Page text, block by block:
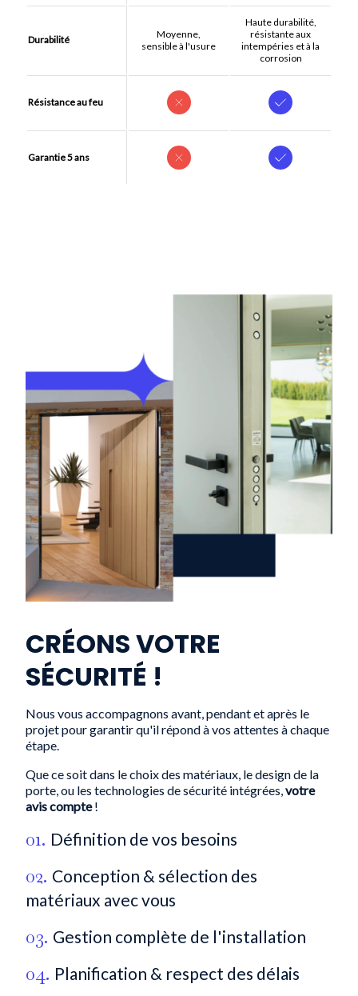
Durabilité
Moyenne,
sensible à l'usure
Haute durabilité,
résistante aux
intempéries et à la
corrosion
Résistance au feu
Garantie 5 ans
CRÉONS VOTRE
SÉCURITÉ !
Nous vous accompagnons avant, pendant et après le
projet pour garantir qu'il répond à vos attentes à chaque
étape.
Que ce soit dans le choix des matériaux, le design de la
porte, ou les technologies de sécurité intégrées, votre
avis compte!
01. Définition de vos besoins
02. Conception & sélection des
matériaux avec vous
03. Gestion complète de l'installation
04. Planification & respect des délais